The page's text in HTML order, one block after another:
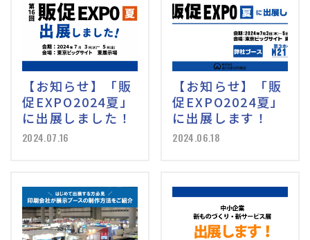
【お知らせ】「販
促EXPO2024夏」
に出展しました！
2024.07.16
【お知らせ】「販
促EXPO2024夏」
に出展します！
2024.06.18